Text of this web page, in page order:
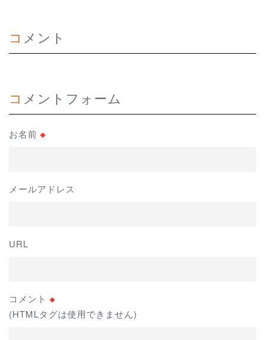
コメント
コメントフォーム
お名前 ※
メールアドレス
URL
コメント ※
(HTMLタグは使用できません)